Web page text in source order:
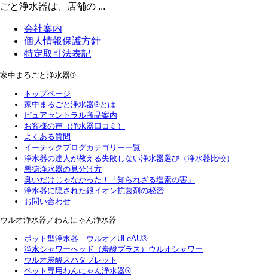
ごと浄水器は、店舗の ...
会社案内
個人情報保護方針
特定取引法表記
家中まるごと浄水器®
トップページ
家中まるごと浄水器®とは
ピュアセントラル商品案内
お客様の声（浄水器口コミ）
よくある質問
イーテックブログカテゴリー一覧
浄水器の達人が教える失敗しない浄水器選び（浄水器比較）
悪徳浄水器の見分け方
臭いだけじゃなかった！「知られざる塩素の害」
浄水器に隠された銀イオン抗菌剤の秘密
お問い合わせ
ウルオ浄水器／わんにゃん浄水器
ポット型浄水器 ウルオ／ULeAU®
浄水シャワーヘッド（炭酸プラス）ウルオシャワー
ウルオ炭酸スパタブレット
ペット専用わんにゃん浄水器®